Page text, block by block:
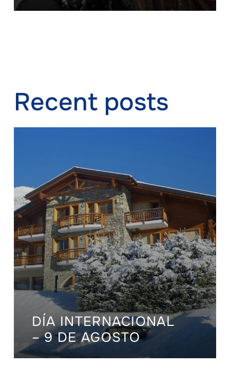
Recent posts
DÍA INTERNACIONAL
– 9 DE AGOSTO